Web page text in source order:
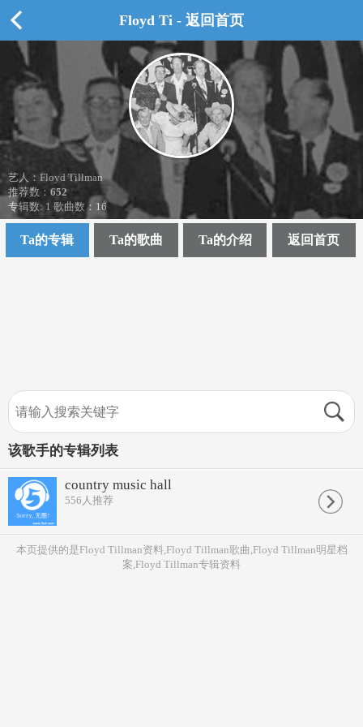
Floyd Ti - 返回首页
艺人：Floyd Tillman
推荐数： 652
专辑数: 1 歌曲数：16
Ta的专辑 Ta的歌曲 Ta的介绍 返回首页
该歌手的专辑列表
country music hall
556 人推荐
本页提供的是Floyd Tillman资料,Floyd Tillman歌曲,Floyd Tillman明星档
案,Floyd Tillman专辑资料